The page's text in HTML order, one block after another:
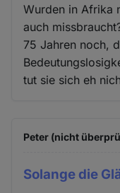
Wurden in Afrika
auch
75 Jahren noch,
tut sie sich eh
Peter (nicht
Solange die